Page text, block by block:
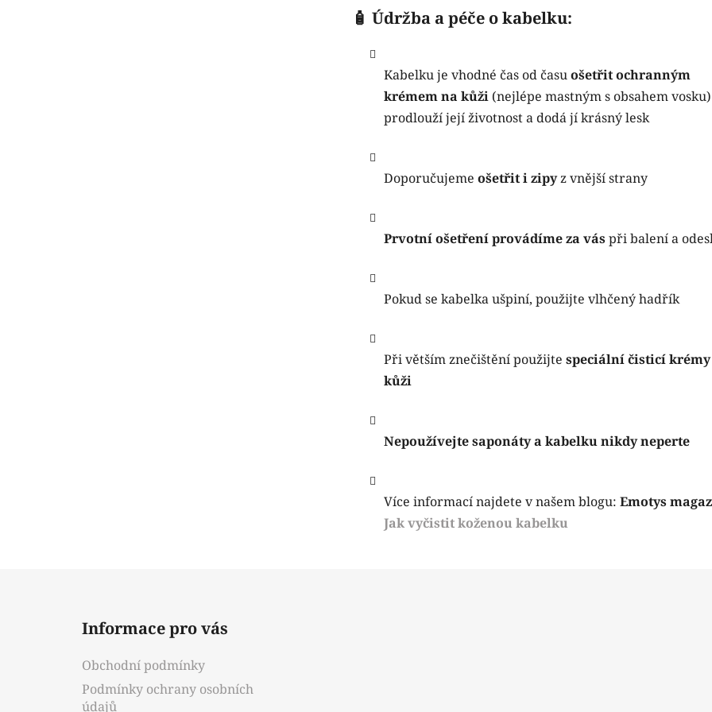
🧴 Údržba a péče o kabelku:
Kabelku je vhodné čas od časuošetřit ochranným
krémem na kůži (nejlépe mastným s obsahem
prodlouží její životnost a dodá jí krásný lesk
Doporučujeme ošetřit i zipyz vnější strany
Prvotní ošetření provádíme za váspři balení a
Pokud se kabelka ušpiní, použijte vlhčený hadřík
Při větším znečištění použijte speciální čisticí
kůži
Nepoužívejte saponáty a kabelku nikdy neperte
Více informací najdete v našem blogu: Emotys
Jak vyčistit koženou kabelku
Informace pro vás
Obchodní podmínky
Podmínky ochrany osobních
údajů